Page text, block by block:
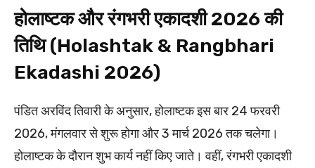
होलाष्टक और रंगभरी एकादशी 2026 की
तिथि (Holashtak & Rangbhari
Ekadashi 2026)
पंडित अरविंद तिवारी के अनुसार, होलाष्टक इस बार 24 फरवरी
2026, मंगलवार से शुरू होगा और 3 मार्च 2026 तक चलेगा।
होलाष्टक के दौरान शुभ कार्य नहीं किए जाते। वहीं, रंगभरी एकादशी